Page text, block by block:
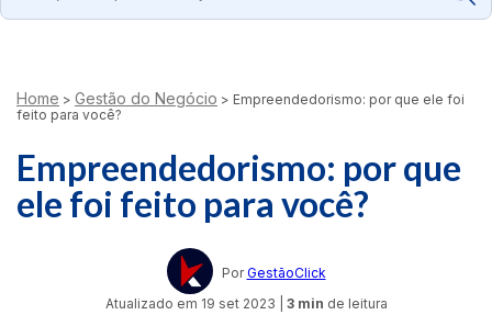
Home > Gestão do Negócio > Empreendedorismo: por que ele foi
feito para você?
Empreendedorismo: por que
ele foi feito para você?
Por GestãoClick
Atualizado em 19 set 2023 3 min de leitura